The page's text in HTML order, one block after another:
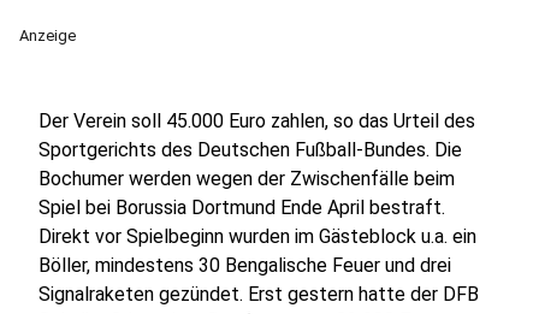
Anzeige
Der Verein soll 45.000 Euro zahlen, so das Urteil des
Sportgerichts des Deutschen Fußball-Bundes. Die
Bochumer werden wegen der Zwischenfälle beim
Spiel bei Borussia Dortmund Ende April bestraft.
Direkt vor Spielbeginn wurden im Gästeblock u.a. ein
Böller, mindestens 30 Bengalische Feuer und drei
Signalraketen gezündet. Erst gestern hatte der DFB